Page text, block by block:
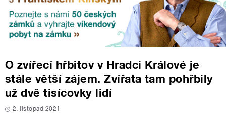
O zvířecí hřbitov v Hradci Králové je
stále větší zájem. Zvířata tam pohřbily
už dvě tisícovky lidí
2. listopad 2021